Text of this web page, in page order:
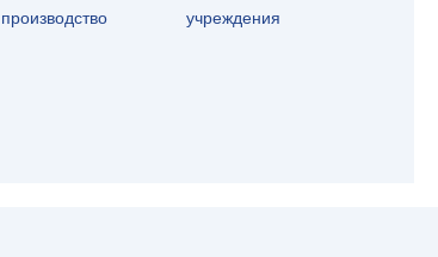
производство
учреждения